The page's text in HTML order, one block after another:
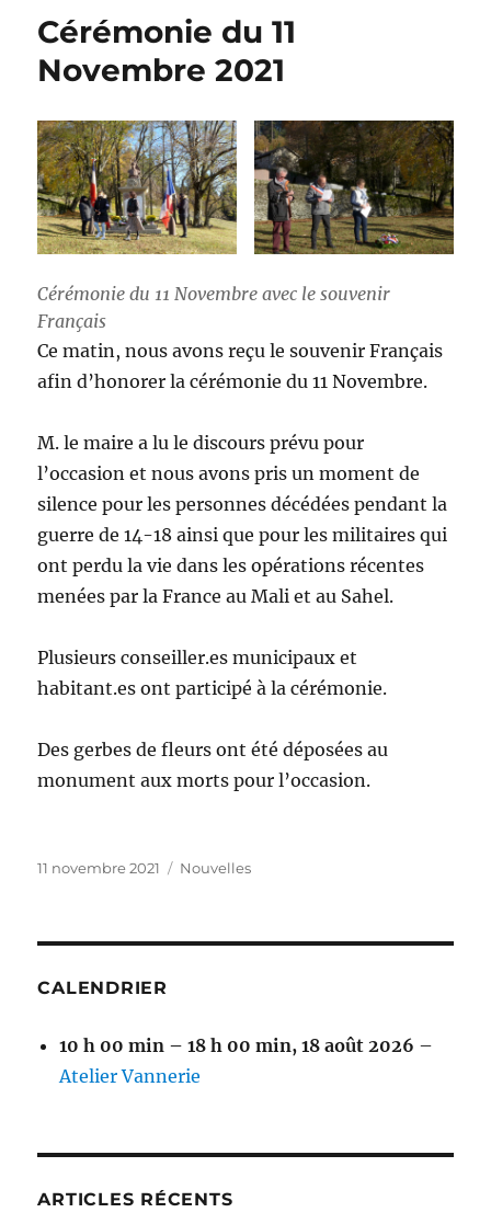
Cérémonie du 11
Novembre 2021
Cérémonie du 11 Novembre avec le souvenir
Français
Ce matin, nous avons reçu le souvenir Français
afin d’honorer la cérémonie du 11 Novembre.
M. le maire a lu le discours prévu pour
l’occasion et nous avons pris un moment de
silence pour les personnes décédées pendant la
guerre de 14-18 ainsi que pour les militaires qui
ont perdu la vie dans les opérations récentes
menées par la France au Mali et au Sahel.
Plusieurs conseiller.es municipaux et
habitant.es ont participé à la cérémonie.
Des gerbes de fleurs ont été déposées au
monument aux morts pour l’occasion.
Publié
11 novembre 2021 Catégories
Nouvelles
CALENDRIER
10 h 00 min – 18 h 00 min,18 août 2026 –
Atelier Vannerie
ARTICLES RÉCENTS